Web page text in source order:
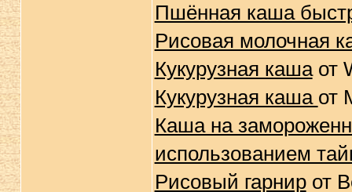
Пшённая каша
Рисовая молочная
Кукурузная кашаот
Кукурузная каша от
Каша на
использованием
Рисовый гарнирот